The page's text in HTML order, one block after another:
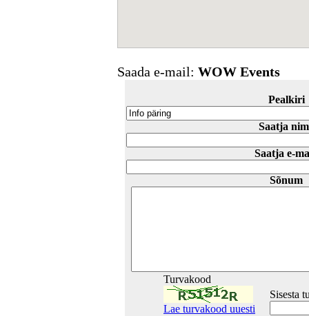
Saada e-mail: WOW Events
Pealkiri
Saatja
Saatja e-
Sõnum
Turvakood
Lae turvakood uuesti
Sisesta